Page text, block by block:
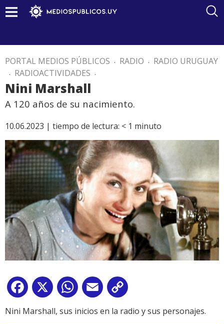
PORTAL MEDIOS PÚBLICOS . RADIO . RADIO URUGUAY
. RADIOACTIVIDADES .
Nini Marshall
A 120 años de su nacimiento.
10.06.2023 | tiempo de lectura: < 1 minuto
Facebook
X WhatsApp
Email
Link
Nini Marshall, sus inicios en la radio y sus personajes.